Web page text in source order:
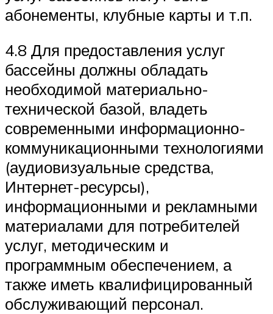
абонементы, клубные карты и т.п.
4.8 Для предоставления услуг
бассейны должны обладать
необходимой материально-
технической базой, владеть
современными информационно-
коммуникационными технологиями
(аудиовизуальные средства,
Интернет-ресурсы),
информационными и рекламными
материалами для потребителей
услуг, методическим и
программным обеспечением, а
также иметь квалифицированный
обслуживающий персонал.